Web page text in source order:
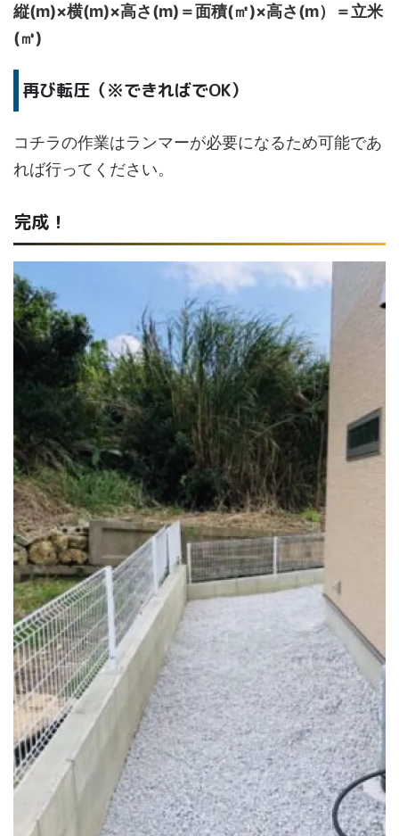
縦(m)×横(m)×高さ(m)＝面積(㎡)×高さ(m）＝立米
(㎥)
再び転圧（※できればでOK）
コチラの作業はランマーが必要になるため可能であ
れば行ってください。
完成！